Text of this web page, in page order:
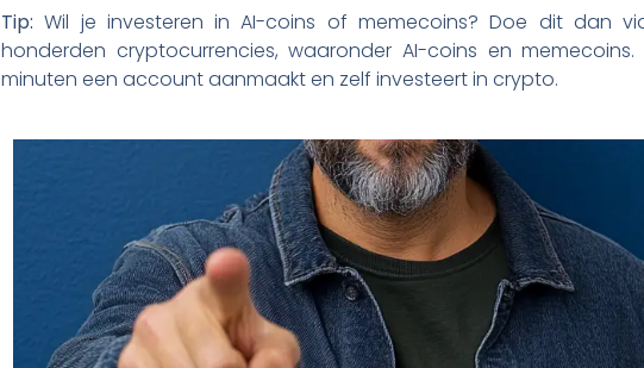
Tip: Wil je investeren in AI-coins of memecoins? Doe dit dan
honderden cryptocurrencies, waaronder AI-coins en
minuten een account aanmaakt en zelf investeert in crypto.